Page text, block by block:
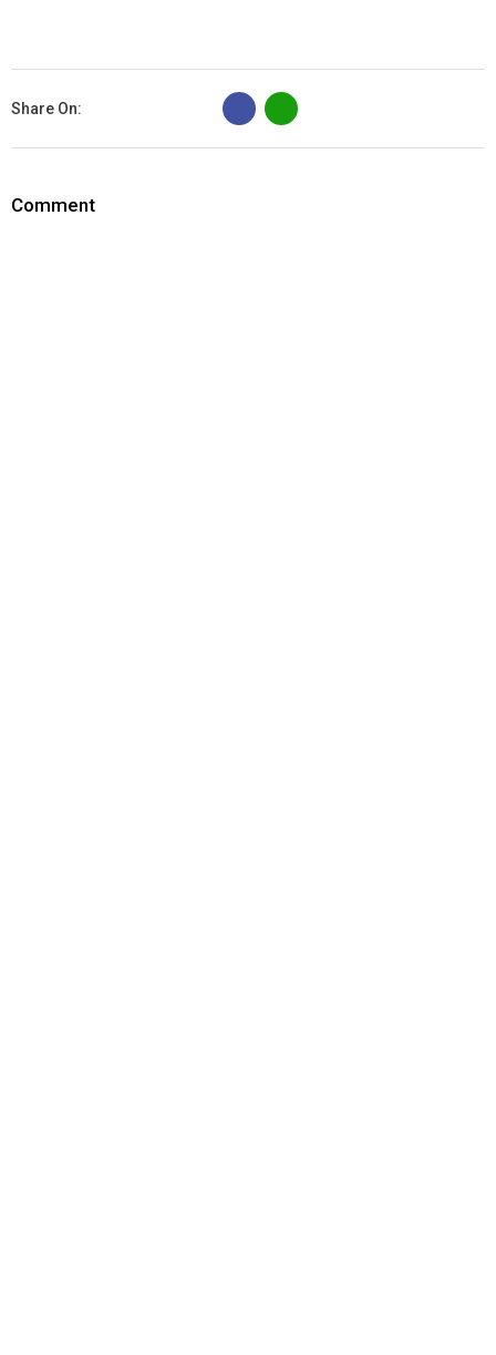
Share On:
B
Comment